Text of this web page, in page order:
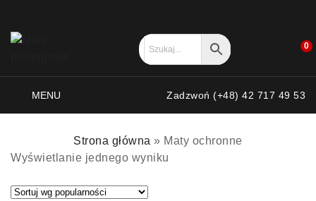
0
MENU Zadzwoń (+48) 42 717 49 53
Strona główna » Maty ochronne
Wyświetlanie jednego wyniku